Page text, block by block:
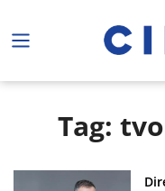
Tag: